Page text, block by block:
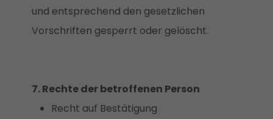
und entsprechend den gesetzlichen
Vorschriften gesperrt oder gelöscht.
7. Rechte der betroffenen Person
Recht auf Bestätigung